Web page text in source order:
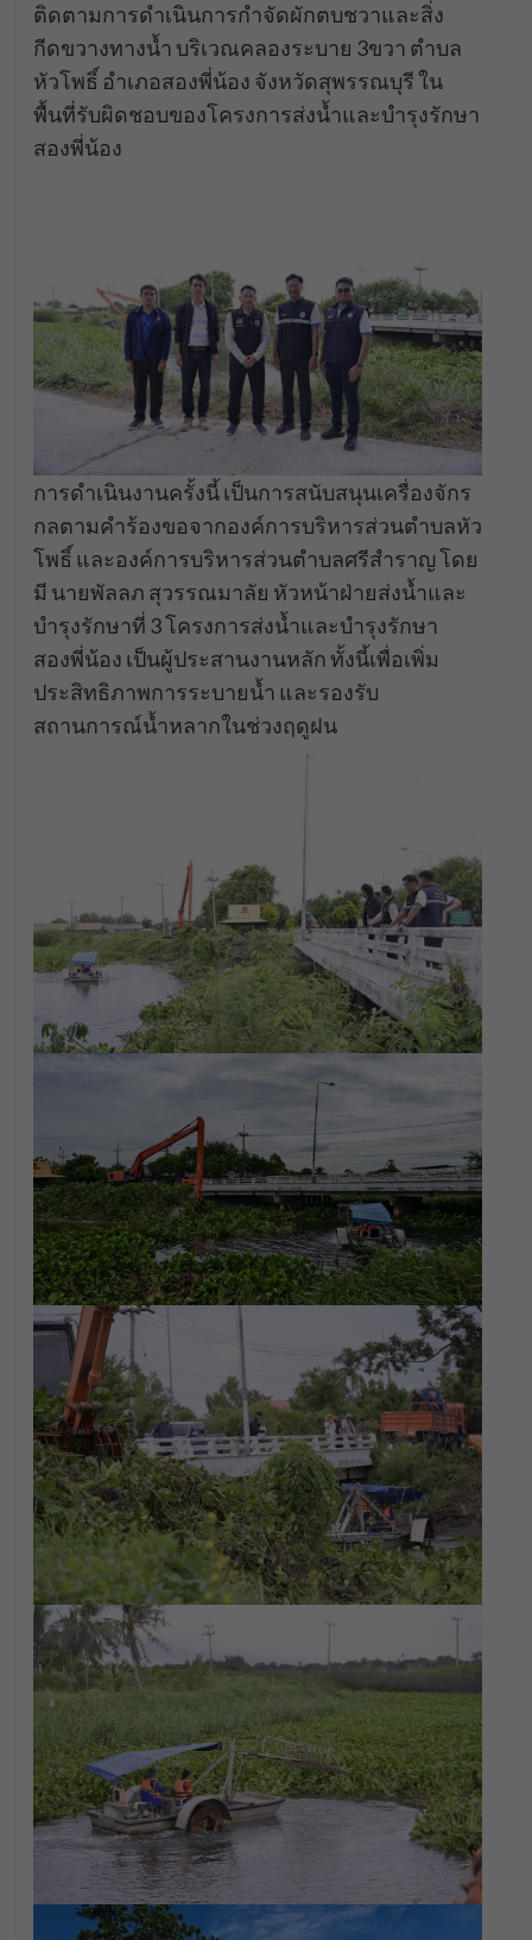
ติดตามการดำเนินการกำจัดผักตบชวาและสิ่ง
กีดขวางทางน้ำ บริเวณคลองระบาย 3ขวา ตำบล
หัวโพธิ์ อำเภอสองพี่น้อง จังหวัดสุพรรณบุรี ใน
พื้นที่รับผิดชอบของโครงการส่งน้ำและบำรุงรักษา
สองพี่น้อง
การดำเนินงานครั้งนี้ เป็นการสนับสนุนเครื่องจักร
กลตามคำร้องขอจากองค์การบริหารส่วนตำบลหัว
โพธิ์ และองค์การบริหารส่วนตำบลศรีสำราญ โดย
มี นายพัลลภ สุวรรณมาลัย หัวหน้าฝ่ายส่งน้ำและ
บำรุงรักษาที่ 3 โครงการส่งน้ำและบำรุงรักษา
สองพี่น้อง เป็นผู้ประสานงานหลัก ทั้งนี้เพื่อเพิ่ม
ประสิทธิภาพการระบายน้ำ และรองรับ
สถานการณ์น้ำหลากในช่วงฤดูฝน